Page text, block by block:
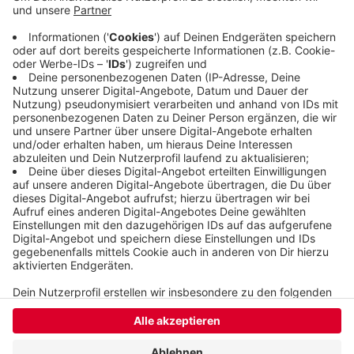
Briller Viertel oder den Ölberg. Auch eine Führung
GmbH an.
Hiergibt es mehr Infos.
Veröffentlicht:Freitag, 25.06.2021 06:09
Anzeige
Anzeige